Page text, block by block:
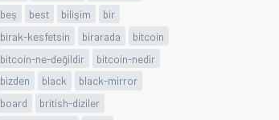
beş
best bilişim
bir
birak-kesfetsin
birarada
bitcoin
bitcoin-ne-değildir
bitcoin-nedir
bizden
black
black-mirror
board
british-diziler